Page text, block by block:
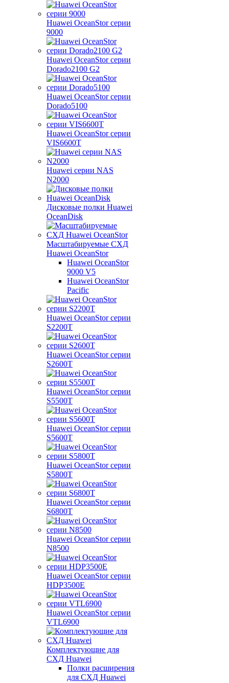
Huawei OceanStor серии
9000
Huawei OceanStor серии
Dorado2100 G2
Huawei OceanStor серии
Dorado5100
Huawei OceanStor серии
VIS6600T
Huawei серии NAS
N2000
Дисковые полки Huawei
OceanDisk
Масштабируемые СХД
Huawei OceanStor
Huawei OceanStor
9000 V5
Huawei OceanStor
Pacific
Huawei OceanStor серии
S2200T
Huawei OceanStor серии
S2600T
Huawei OceanStor серии
S5500T
Huawei OceanStor серии
S5600T
Huawei OceanStor серии
S5800T
Huawei OceanStor серии
S6800T
Huawei OceanStor серии
N8500
Huawei OceanStor серии
HDP3500E
Huawei OceanStor серии
VTL6900
Комплектующие для
СХД Huawei
Полки расширения
для СХД Huawei